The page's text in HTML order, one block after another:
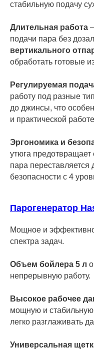
стабильную подачу
Длительная работа
подачи пара без
вертикального
обработать готовые
Регулируемая
работу под разные
до джинсы, что
и практической
Эргономика и
утюга предотвращает
пара
безопасности с 4
Парогенератор
Мощное и
спектра задач.
Объем бойлера 5 л
непрерывную работу.
Высокое рабочее
мощную и стабильную
легко разглаживать
Универсальная